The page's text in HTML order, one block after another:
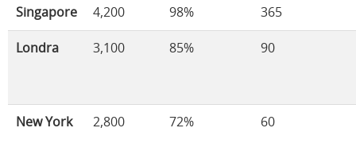
Singapore 4,200 98% 365
Londra 3,100 85% 90
New York 2,800 72% 60